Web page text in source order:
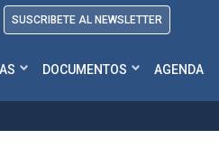
SUSCRIBETE AL NEWSLETTER
DOCUMENTOS AGENDA